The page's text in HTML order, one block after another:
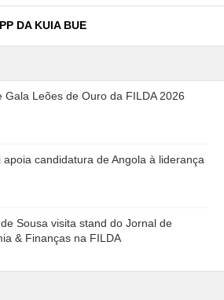
DA KUIA BUE
Gala Leões de Ouro da FILDA 2026
apoia candidatura de Angola à liderança
Sousa visita stand do Jornal de
& Finanças na FILDA